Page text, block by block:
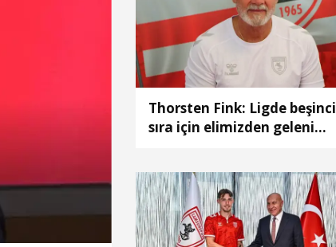
Thorsten Fink: Ligde beşinci
sıra için elimizden geleni